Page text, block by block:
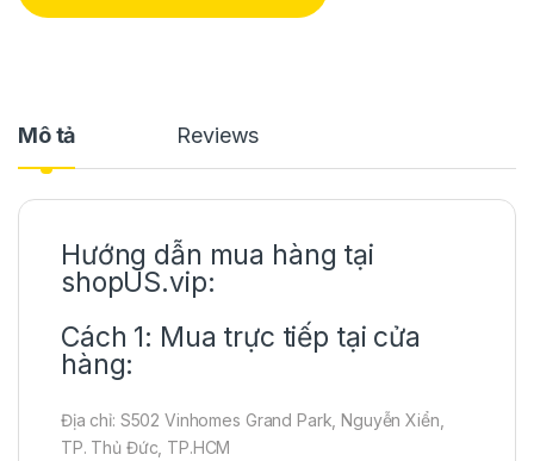
Mô tả Reviews
Hướng dẫn mua hàng tại
shopUS.vip:
Cách 1: Mua trực tiếp tại cửa
hàng:
Địa chỉ: S502 Vinhomes Grand Park, Nguyễn Xiển,
TP. Thủ Đức, TP.HCM